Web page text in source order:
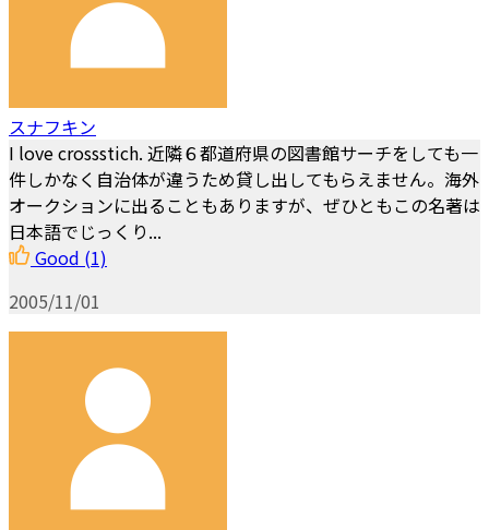
スナフキン
I love crossstich. 近隣６都道府県の図書館サーチをしても一
件しかなく自治体が違うため貸し出してもらえません。海外
オークションに出ることもありますが、ぜひともこの名著は
日本語でじっくり...
Good (1)
2005/11/01